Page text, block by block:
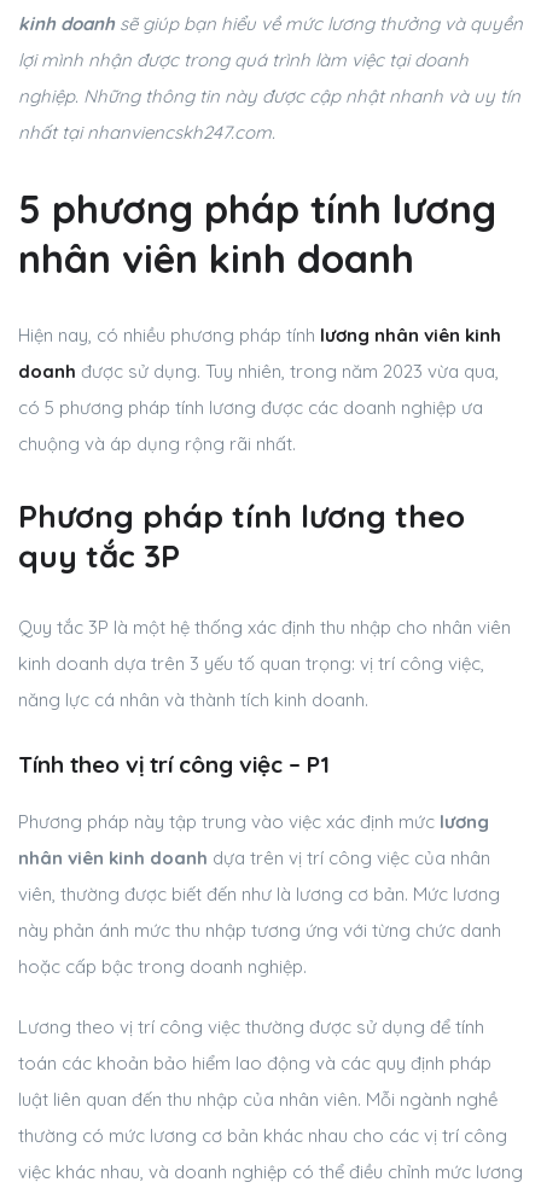
kinh doanhsẽ giúp bạn hiểu về mức lương thưởng và quyền
lợi mình nhận được trong quá trình làm việc tại doanh
nghiệp. Những thông tin này được cập nhật nhanh và uy tín
nhất tại nhanviencskh247.com.
5 phương pháp tính lương
nhân viên kinh doanh
Hiện nay, có nhiều phương pháp tính lương nhân viên kinh
doanh được sử dụng. Tuy nhiên, trong năm 2023 vừa qua,
có 5 phương pháp tính lương được các doanh nghiệp ưa
chuộng và áp dụng rộng rãi nhất.
Phương pháp tính lương theo
quy tắc 3P
Quy tắc 3P là một hệ thống xác định thu nhập cho nhân viên
kinh doanh dựa trên 3 yếu tố quan trọng: vị trí công việc,
năng lực cá nhân và thành tích kinh doanh.
Tính theo vị trí công việc – P1
Phương pháp này tập trung vào việc xác định mức lương
nhân viên kinh doanh dựa trên vị trí công việc của nhân
viên, thường được biết đến như là lương cơ bản. Mức lương
này phản ánh mức thu nhập tương ứng với từng chức danh
hoặc cấp bậc trong doanh nghiệp.
Lương theo vị trí công việc thường được sử dụng để tính
toán các khoản bảo hiểm lao động và các quy định pháp
luật liên quan đến thu nhập của nhân viên. Mỗi ngành nghề
thường có mức lương cơ bản khác nhau cho các vị trí công
việc khác nhau, và doanh nghiệp có thể điều chỉnh mức lương